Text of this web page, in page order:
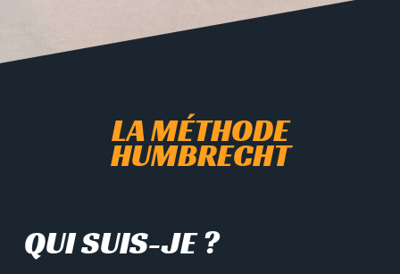
LA MÉTHODE
HUMBRECHT
QUI SUIS-JE ?